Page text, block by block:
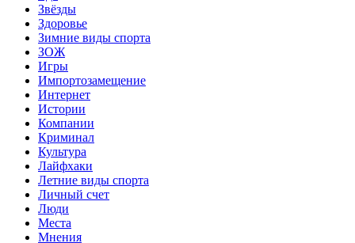
Звёзды
Здоровье
Зимние виды спорта
ЗОЖ
Игры
Импортозамещение
Интернет
Истории
Компании
Криминал
Культура
Лайфхаки
Летние виды спорта
Личный счет
Люди
Места
Мнения